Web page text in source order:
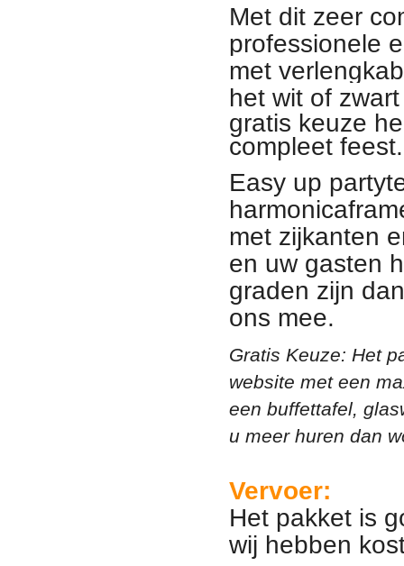
Met dit zeer
professionele
met
het wit of
gratis keuze
compleet feest.
Easy up
met zijkanten
en uw gasten
graden zijn
ons mee.
Gratis Keuze: Het
website met een
een buffettafel,
u meer huren dan
Vervoer:
Het pakket is
wij hebben